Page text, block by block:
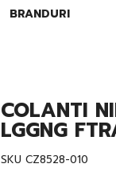
BRANDURI
COLANTI
LGGNG
SKU CZ8528-010